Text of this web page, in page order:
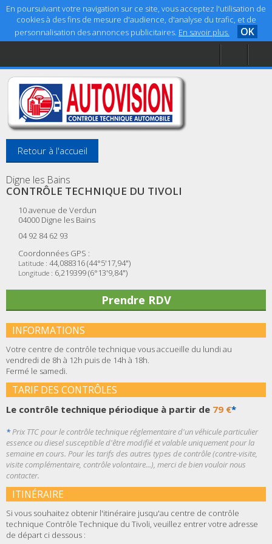
En poursuivant votre navigation sur ce site, vous acceptez l'utilisation de
cookies à des fins de mesure d'audience, d'analyse du trafic, et de
personnalisation des annonces publicitaires. En savoir plus. OK
Accueil
Aide
Mentions légales
Retour à l'accueil
Digne les Bains
CONTRÔLE TECHNIQUE DU TIVOLI
10 avenue de Verdun
04000 Digne les Bains
04 92 84 62 93
Coordonnées GPS :
Latitude : 44,088316 (44°5'17,94")
Longitude : 6,219399 (6°13'9,84")
Prendre RDV
INFORMATIONS
Votre centre de contrôle technique vous accueille du lundi au
vendredi de 8h à 12h puis de 14h à 18h.
Fermé le samedi.
TARIF DES CONTRÔLES
Le contrôle technique périodique à partir de 79 €*
*Prix TTC pour le contrôle technique réglementaire d'un véhicule particulier
essence ou diesel susceptible d'être modifié et valable uniquement pour la
semaine en cours. Pour les tarifs des autres types de contrôle (contre-visite,
visite complémentaire, contrôle volontaire...), merci de bien vouloir nous
contacter.
ITINÉRAIRE
Si vous souhaitez obtenir l'itinéraire jusqu'au centre de contrôle
technique Contrôle Technique du Tivoli, veuillez entrer votre adresse
de départ ci dessous :